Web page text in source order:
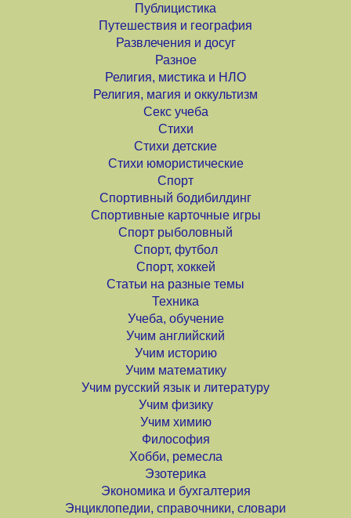
Публицистика
Путешествия и география
Развлечения и досуг
Разное
Религия, мистика и НЛО
Религия, магия и оккультизм
Секс учеба
Стихи
Стихи детские
Стихи юмористические
Спорт
Спортивный бодибилдинг
Спортивные карточные игры
Спорт рыболовный
Спорт, футбол
Спорт, хоккей
Статьи на разные темы
Техника
Учеба, обучение
Учим английский
Учим историю
Учим математику
Учим русский язык и литературу
Учим физику
Учим химию
Философия
Хобби, ремесла
Эзотерика
Экономика и бухгалтерия
Энциклопедии, справочники, словари